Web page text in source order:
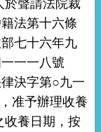
於聲請法院裁
法第十六條
七十六年九
一一八號
決字第○九一
准予辦理收養
收養日期，按